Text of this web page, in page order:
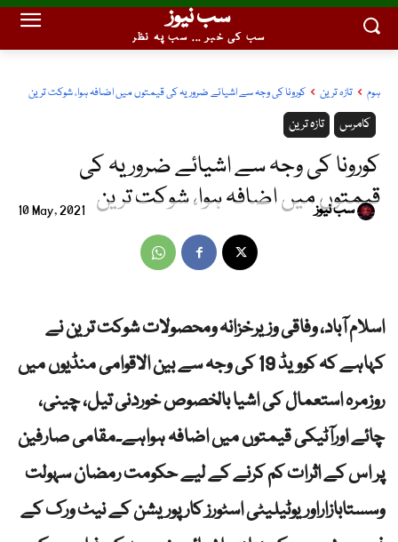
سب نیوز
سب کی خبر ... سب پہ نظر
ہوم تازہ ترین کورونا کی وجہ سے اشیائے ضروریہ کی قیمتوں میں اضافہ ہوا، شوکت ترین
تازہ ترین کامرس
کورونا کی وجہ سے اشیائے ضروریہ کی
قیمتوں میں اضافہ ہوا، شوکت ترین
10 May, 2021 سب نیوز
اسلام آباد، وفاقی وزیرخزانہ ومحصولات شوکت ترین نے
کہاہے کہ کوویڈ 19 کی وجہ سے بین الاقوامی منڈیوں میں
روزمرہ استعمال کی اشیا بالخصوص خوردنی تیل، چینی،
چائے اورآٹیکی قیمتوں میں اضافہ ہواہے۔مقامی صارفین
پر اس کے اثرات کم کرنے کے لیے حکومت رمضان سہولت
وسستابازاراوریوٹیلیٹی اسٹورز کارپوریشن کے نیٹ ورک کے